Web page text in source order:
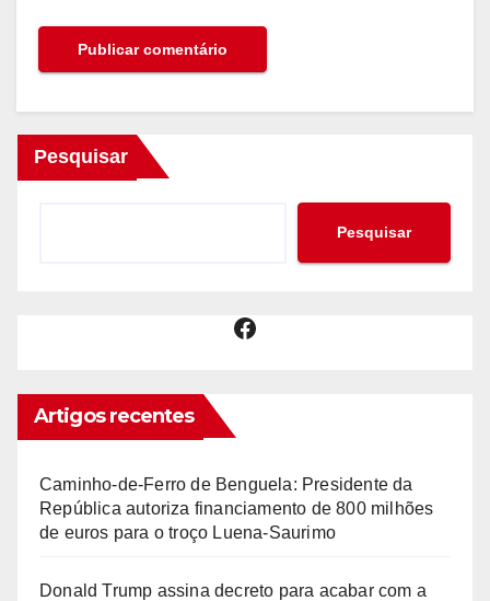
Pesquisar
Pesquisar
Facebook
Artigos recentes
Caminho-de-Ferro de Benguela: Presidente da
República autoriza financiamento de 800 milhões
de euros para o troço Luena-Saurimo
Donald Trump assina decreto para acabar com a